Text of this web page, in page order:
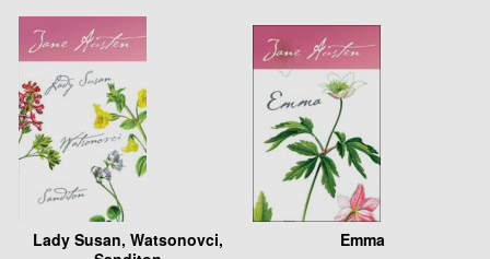
Lady Susan, Watsonovci,
Emma